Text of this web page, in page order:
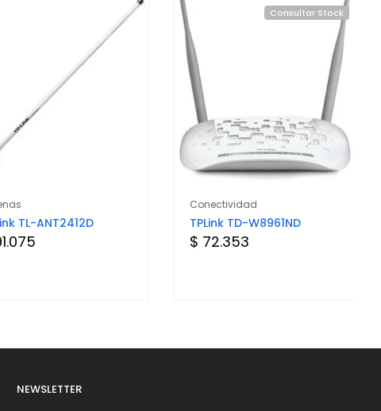
TL-ANT2412D
Consultar Stock
Conectividad
TPLink TD-W8961ND
$ 72.353
NEWSLETTER